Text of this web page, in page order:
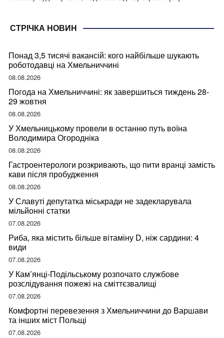
СТРІЧКА НОВИН
Понад 3,5 тисячі вакансій: кого найбільше шукають
роботодавці на Хмельниччині
08.08.2026
Погода на Хмельниччині: як завершиться тиждень 28-
29 жовтня
08.08.2026
У Хмельницькому провели в останню путь воїна
Володимира Огородніка
08.08.2026
Гастроентерологи розкривають, що пити вранці замість
кави після пробудження
08.08.2026
У Славуті депутатка міськради не задекларувала
мільйонні статки
07.08.2026
Риба, яка містить більше вітаміну D, ніж сардини: 4
види
07.08.2026
У Кам’янці-Подільському розпочато службове
розслідування пожежі на сміттєзвалищі
07.08.2026
Комфортні перевезення з Хмельниччини до Варшави
та інших міст Польщі
07.08.2026